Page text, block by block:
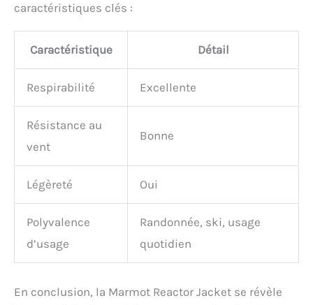
caractéristiques clés :
Caractéristique Détail
Respirabilité Excellente
Résistance au
vent
Bonne
Légèreté Oui
Polyvalence
d’usage
Randonnée, ski, usage
quotidien
En conclusion, la Marmot Reactor Jacket se révèle